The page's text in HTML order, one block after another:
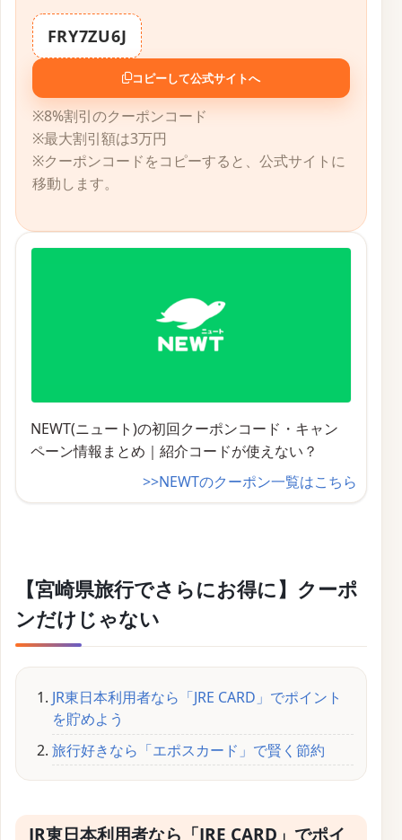
FRY7ZU6J
コピーして公式サイトへ
※8%割引のクーポンコード
※最大割引額は3万円
※クーポンコードをコピーすると、公式サイトに
移動します。
NEWT(ニュート)の初回クーポンコード・キャン
ペーン情報まとめ｜紹介コードが使えない？
>>NEWTのクーポン一覧はこちら
【宮崎県旅行でさらにお得に】クーポ
ンだけじゃない
JR東日本利用者なら「JRE CARD」でポイント
を貯めよう
旅行好きなら「エポスカード」で賢く節約
JR東日本利用者なら「JRE CARD」でポイ